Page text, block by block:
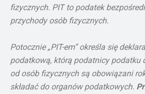
fizycznych. PIT to podatek
przychody osób fizycznych.
Potocznie „PIT-em” określa się
podatkową, którą podatnicy podatku
od osób fizycznych są obowiązani
składać do organów podatkowych.